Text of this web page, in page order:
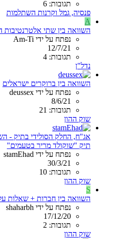
תגובות: 6
פנסיה, גמל וקרנות השתלמות
A
השוואה בין שתי
נפתח על ידי Am-Ti
12/7/21
תגובות: 4
נדל"ן
השוואה בין ברוקרים ישראלים
נפתח על ידי deussex
8/6/21
תגובות: 21
שוק ההון
תיק "שוקולד מריר בטעמים"
נפתח על ידי stamEhad
30/3/21
תגובות: 10
שוק ההון
S
השוואה בין חברות + שאלות
נפתח על ידי shaharbh
17/12/20
תגובות: 2
שוק ההון